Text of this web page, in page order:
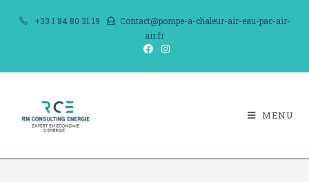
+33 1 84 80 31 19
Contact@pompe-a-chaleur-air-eau-pac-air-
air.fr
MENU